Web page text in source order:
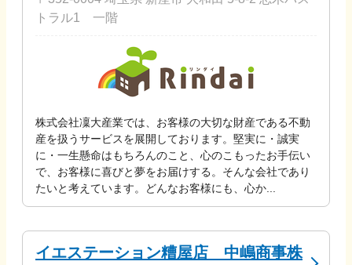
トラル1 一階
株式会社凜大産業では、お客様の大切な財産である不動
産を扱うサービスを展開しております。堅実に・誠実
に・一生懸命はもちろんのこと、心のこもったお手伝い
で、お客様に喜びと夢をお届けする。そんな会社であり
たいと考えています。どんなお客様にも、心か...
イエステーション糟屋店 中嶋商事株